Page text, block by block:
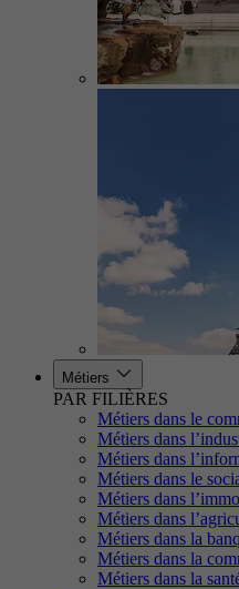
Métiers
PAR FILIÈRES
Métiers dans le
Métiers dans
Métiers dans
Métiers dans le
Métiers dans
Métiers dans
Métiers dans la
Métiers dans la
Métiers dans la